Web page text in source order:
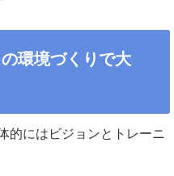
環境づくりで大
的にはビジョンとトレーニ